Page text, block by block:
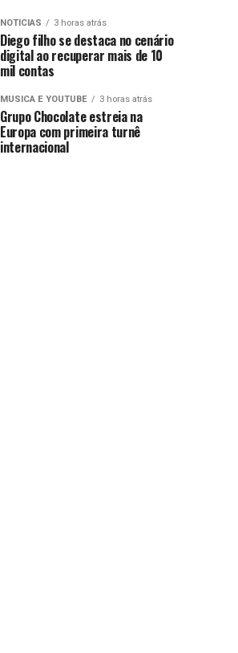
NOTICIAS 3 horas atrás
Diego filho se destaca no cenário
digital ao recuperar mais de 10
mil contas
MUSICA E YOUTUBE 3 horas atrás
Grupo Chocolate estreia na
Europa com primeira turnê
internacional